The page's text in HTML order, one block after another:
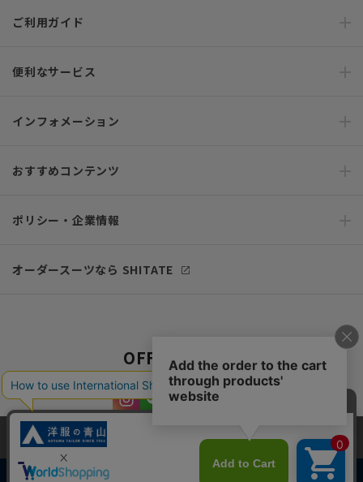
ご利用ガイド
便利なサービス
インフォメーション
おすすめコンテンツ
ポリシー・企業情報
オーダースーツなら SHITATE
OFFICIAL SNS
当サイトでは、快適な閲覧体験とコンテンツ改善のためにCookieを使用
しています。閲覧を続けることで、Cookieの使用に同意したものとみな